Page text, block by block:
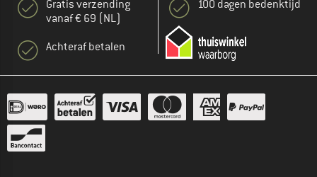
Gratis verzending
vanaf € 69 (NL)
Achteraf betalen
100 dagen bedenktijd